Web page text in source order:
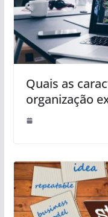
Quais as
organização